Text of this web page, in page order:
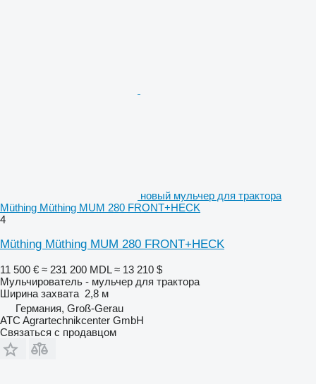
новый мульчер для трактора
Müthing Müthing MUM 280 FRONT+HECK
4
Müthing Müthing MUM 280 FRONT+HECK
11 500 € ≈ 231 200 MDL ≈ 13 210 $
Мульчирователь - мульчер для трактора
Ширина захвата 2,8 м
Германия, Groß-Gerau
ATC Agrartechnikcenter GmbH
Связаться с продавцом